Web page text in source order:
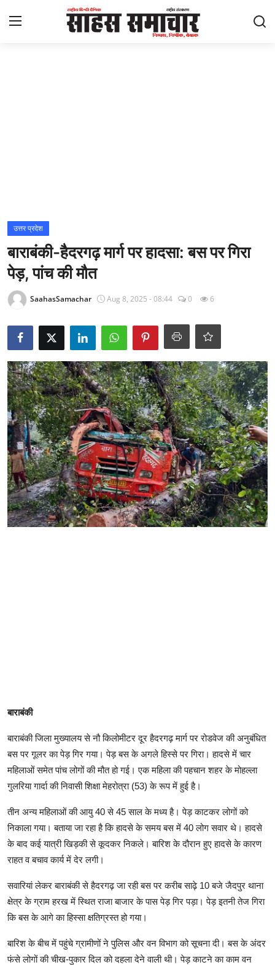
राज्य
अंतराष्ट्रीय
राजनीति
Epaper
धर्म
लाइफस्टाइल
टेक
उत्तर प्रदेश
बाराबंकी-हैदरगढ़ मार्ग पर हादसा: बस पर गिरा
पेड़, पांच की मौत
SaahasSamachar Aug 8, 2025 - 08:44 0 6
बाराबंकी
बाराबंकी जिला मुख्यालय से नौ किलोमीटर दूर हैदरगढ़ मार्ग पर रोडवेज की अनुबंधित
बस पर गूलर का पेड़ गिर गया। पेड़ बस के अगले हिस्से पर गिरा। हादसे में चार
महिलाओं समेत पांच लोगों की मौत हो गई। एक महिला की पहचान शहर के मोहल्ला
गुलरिया गार्दा की निवासी शिक्षा मेहरोत्रा (53) के रूप में हुई है।
तीन अन्य महिलाओं की आयु 40 से 45 साल के मध्य है। पेड़ काटकर लोगों को
निकाला गया। बताया जा रहा है कि हादसे के समय बस में 40 लोग सवार थे। हादसे
के बाद कई यात्री खिड़की से कूदकर निकले। बारिश के दौरान हुए हादसे के कारण
राहत व बचाव कार्य में देर लगी।
सवारियां लेकर बाराबंकी से हैदरगढ़ जा रही बस पर करीब साढ़े 10 बजे जैदपुर थाना
क्षेत्र के ग्राम हरख में स्थित राजा बाजार के पास पेड़ गिर पड़ा। पेड़ इतनी तेज गिरा
कि बस के आगे का हिस्सा क्षतिग्रस्त हो गया।
बारिश के बीच में पहुंचे ग्रामीणों ने पुलिस और वन विभाग को सूचना दी। बस के अंदर
फंसे लोगों की चीख-पुकार दिल को दहला देने वाली थी। पेड़ काटने का काम वन